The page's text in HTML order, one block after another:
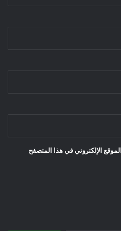
الإلكتروني في هذا المتصفح